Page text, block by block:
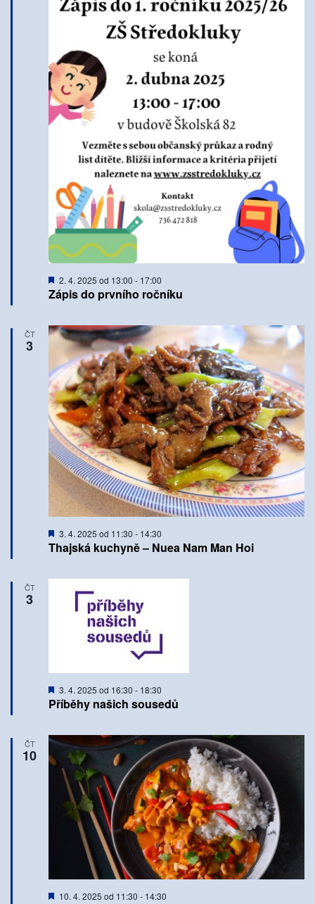
Zápis do prvního ročníku
Doporučené
2. 4. 2025 od 13:00 - 17:00
ČT
3
Thajská kuchyně – Nuea Nam Man Hoi
Doporučené
3. 4. 2025 od 11:30 - 14:30
ČT
3
Příběhy našich sousedů
Doporučené
3. 4. 2025 od 16:30 - 18:30
ČT
10
Doporučené
10. 4. 2025 od 11:30 - 14:30